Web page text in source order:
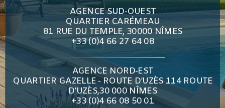
AGENCE SUD-OUEST
QUARTIER CARÉMEAU
81 RUE DU TEMPLE, 30000 NÎMES
+33 (0)4 66 27 64 08
AGENCE NORD-EST
QUARTIER GAZELLE - ROUTE D’UZÈS 114 ROUTE
D’UZÈS,30 000 NÎMES
+33 (0)4 66 08 50 01